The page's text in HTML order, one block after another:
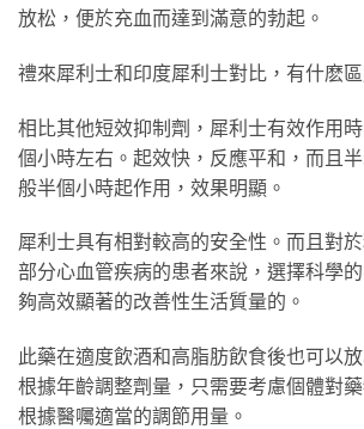
放松，便於充血而達到滿意的勃起。
禮來犀利士和印度犀利士對比，有什麽區
相比其他短效抑制劑，犀利士有效作用
個小時左右。起效快，反應平和，而且
般半個小時起作用，效果明顯。
犀利士具有相對較高的安全性。而且對
部分心血管疾病的患者來說，選擇科學
夠高效顯著的改善性生活質量的。
此藥在適度飲酒和高脂肪飲食後也可以
根據年齡調整劑量，只需要考慮個體對
根據醫囑適當的調節用量。